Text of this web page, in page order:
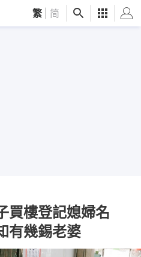
繁 简
買樓登記媳婦名
有幾錫老婆